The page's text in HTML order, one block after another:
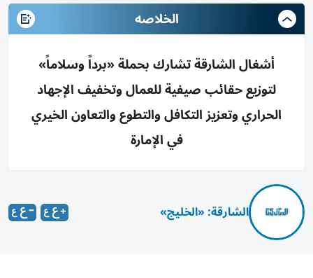
الخلاصه
أشغال الشارقة تشارك بحملة «برداً وسلاماً»
لتوزيع حقائب صيفية للعمال وتخفيف الإجهاد
الحراري وتعزيز التكافل والتطوع والتعاون الخيري
في الإمارة
الشارقة: «الخليج»